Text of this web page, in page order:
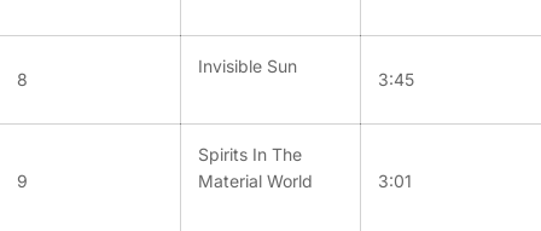
8
Invisible Sun
3:45
9
Spirits In The
Material World
3:01